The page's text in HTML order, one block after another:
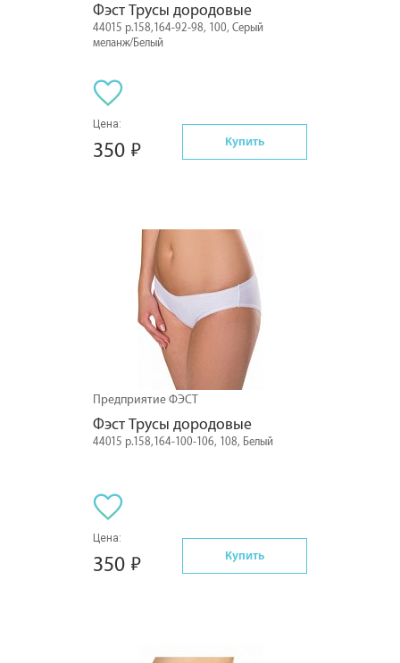
Фэст Трусы дородовые
44015 р.158,164-92-98, 100, Серый
меланж/Белый
Цена:
350 Купить
Предприятие ФЭСТ
Фэст Трусы дородовые
44015 р.158,164-100-106, 108, Белый
Цена:
350 Купить